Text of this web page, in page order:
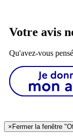
Votre avis
Qu'avez-vous
× Fermer la fenêtre